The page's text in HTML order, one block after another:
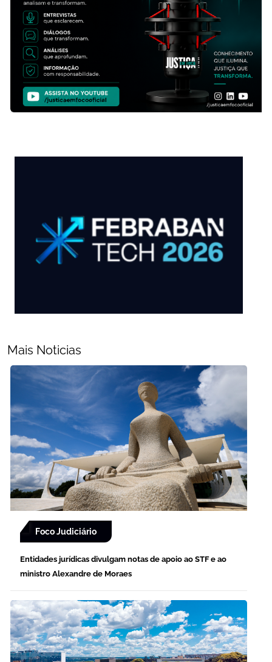
Mais Noticias
Foco Judiciário
Entidades jurídicas divulgam notas de apoio ao STF e ao
ministro Alexandre de Moraes